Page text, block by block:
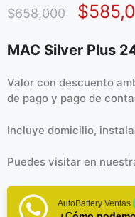
$658,000 $
MAC Silver Plus
Valor con descuento
de pago y pago de
Incluye domicilio,
Puedes visitar en
AutoBattery Ventas